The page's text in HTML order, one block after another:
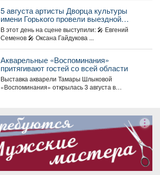
5 августа артисты Дворца культуры
имени Горького провели выездной
концерт в реабилитационном центре
«Топаз».
В этот день на сцене выступили: 🎤 Евгений
Семенов 🎤 Оксана Гайдукова ...
Акварельные «Воспоминания»
притягивают гостей со всей области
Выставка акварели Тамары Шлыковой
«Воспоминания» открылась 3 августа в